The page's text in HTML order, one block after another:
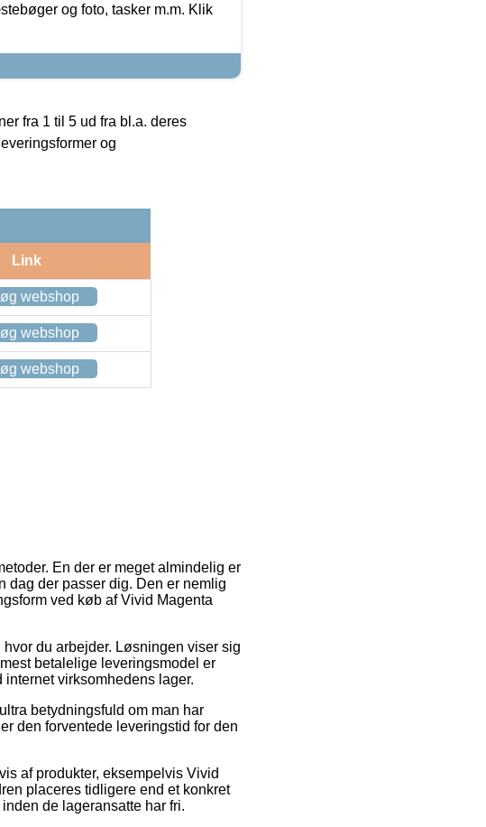
og foto, tasker m.m. Klik
fra 1 til 5 ud fra bl.a. deres
og
Link
webshop
webshop
webshop
En der er meget almindelig er
dag der passer dig. Den er nemlig
ved køb af Vivid Magenta
du arbejder. Løsningen viser sig
betalelige leveringsmodel er
virksomhedens lager.
betydningsfuld om man har
den forventede leveringstid for den
af produkter, eksempelvis Vivid
placeres tidligere end et konkret
de lageransatte har fri.